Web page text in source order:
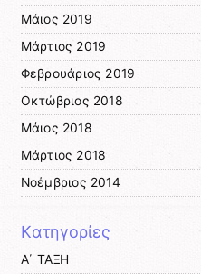
Μάιος 2019
Μάρτιος 2019
Φεβρουάριος 2019
Οκτώβριος 2018
Μάιος 2018
Μάρτιος 2018
Νοέμβριος 2014
Kατηγορίες
Α΄ ΤΑΞΗ